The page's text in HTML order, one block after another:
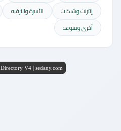
إنترنت وشبكات
الأسرة والترفيه
أخرى ومنوعه
V4 | sedany.com